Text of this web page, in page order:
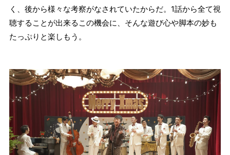
く、後から様々な考察がなされていたからだ。1話から全て視
聴することが出来るこの機会に、そんな遊び心や脚本の妙も
たっぷりと楽しもう。